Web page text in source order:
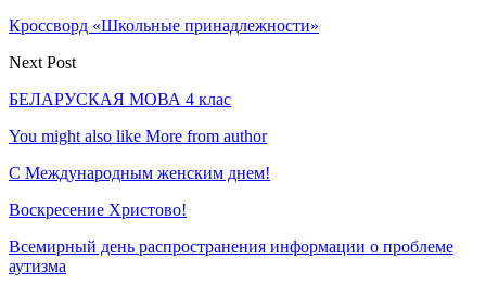
Кроссворд «Школьные принадлежности»
Next Post
БЕЛАРУСКАЯ МОВА 4 клас
You might also like More from author
С Международным женским днем!
Воскресение Xристово!
Всемирный день распространения информации о проблеме
аутизма